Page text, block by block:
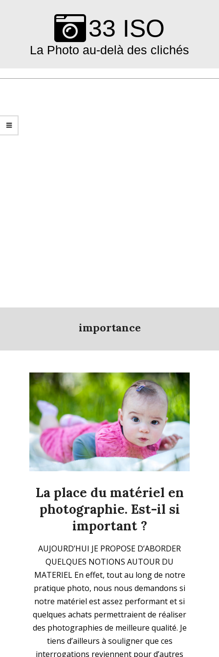
33 ISO
La Photo au-delà des clichés
Primary
importance
La place du matériel en
photographie. Est-il si
important ?
03-AUJOURD’HUI JE PROPOSE D’ABORDER
QUELQUES NOTIONS AUTOUR DU
MATERIEL En effet, tout au long de notre
pratique photo, nous nous demandons si
notre matériel est assez performant et si
quelques achats permettraient de réaliser
des photographies de meilleure qualité. Je
tiens d’ailleurs à souligner que ces
interrogations reviennent pour d’autres